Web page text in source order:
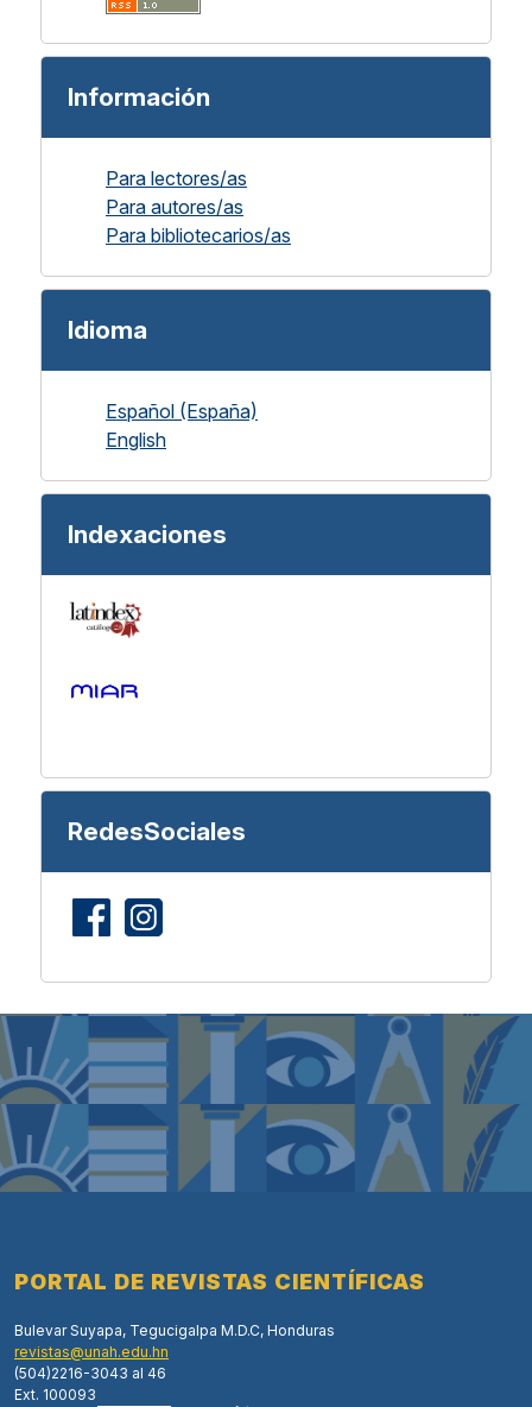
Información
Para lectores/as
Para autores/as
Para bibliotecarios/as
Idioma
Español (España)
English
Indexaciones
RedesSociales
PORTAL DE REVISTAS CIENTÍFICAS
Bulevar Suyapa, Tegucigalpa M.D.C, Honduras
revistas@unah.edu.hn
(504)2216-3043 al 46
Ext. 100093